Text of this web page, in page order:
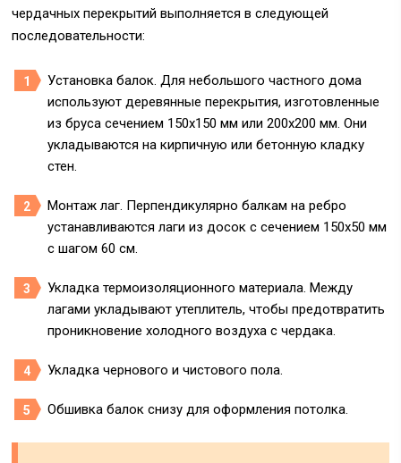
чердачных перекрытий выполняется в следующей
последовательности:
Установка балок. Для небольшого частного дома
используют деревянные перекрытия, изготовленные
из бруса сечением 150х150 мм или 200х200 мм. Они
укладываются на кирпичную или бетонную кладку
стен.
Монтаж лаг. Перпендикулярно балкам на ребро
устанавливаются лаги из досок с сечением 150х50 мм
с шагом 60 см.
Укладка термоизоляционного материала. Между
лагами укладывают утеплитель, чтобы предотвратить
проникновение холодного воздуха с чердака.
Укладка чернового и чистового пола.
Обшивка балок снизу для оформления потолка.